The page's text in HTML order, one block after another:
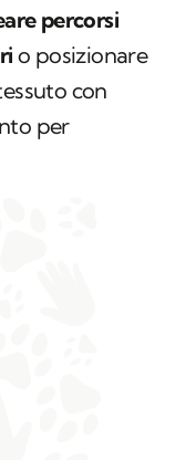
percorsi
o posizionare
con
per